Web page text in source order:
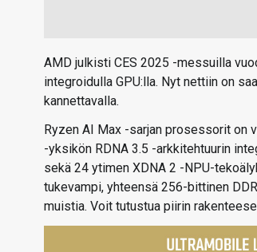
AMD julkisti CES 2025 -messuilla
integroidulla GPU:lla. Nyt nettiin on
kannettavalla.
Ryzen AI Max -sarjan prosessorit on
-yksikön RDNA 3.5 -arkkitehtuurin
sekä 24 ytimen XDNA 2 -NPU-
tukevampi, yhteensä 256-bittinen
muistia. Voit tutustua piirin